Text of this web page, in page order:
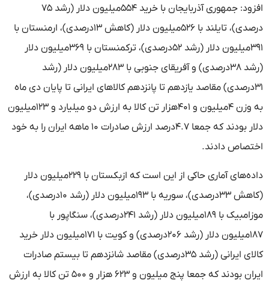
افزود: جمهوری آذربایجان با خرید ۵۵۴میلیون دلار (رشد ۷۵
درصدی)، تایلند با ۵۲۶میلیون دلار (کاهش ۱۳درصدی)، ارمنستان با
۳۹۱میلیون دلار (رشد ۵۲درصدی)، ترکمنستان با ۳۶۹میلیون دلار
(رشد ۳۸درصدی) و آفریقای جنوبی با ۲۸۳میلیون دلار (رشد
۳۱درصدی) مقاصد یازدهم تا پانزدهم کالاهای ایرانی تا پایان دی ماه
به وزن ۴میلیون و ۴۰۱هزار تن کالا به ارزش دو میلیارد و ۱۲۳میلیون
دلار بودند که جمعا ۴.۷درصد ارزش صادرات ۱۰ ماهه ایران را به خود
اختصاص دادند.
داده‌های آماری حاکی از این است که ازبکستان با ۲۲۹میلیون دلار
(کاهش ۳۳درصدی)، سوریه با ۱۹۳میلیون دلار (رشد ۱۰درصدی)،
موزامبیک با ۱۸۹میلیون دلار (رشد ۲۴۱درصدی)، سنگاپور با
۱۸۷میلیون دلار (رشد ۲۰۶درصدی) و کویت با ۱۷۱میلیون دلار خرید
کالای ایرانی (رشد ۳۵درصدی) مقاصد شانزدهم تا بیستم صادرات
ایران بودند که جمعا پنج میلیون و ۶۲۳ هزار و ۵۰۰ تن کالا به ارزش